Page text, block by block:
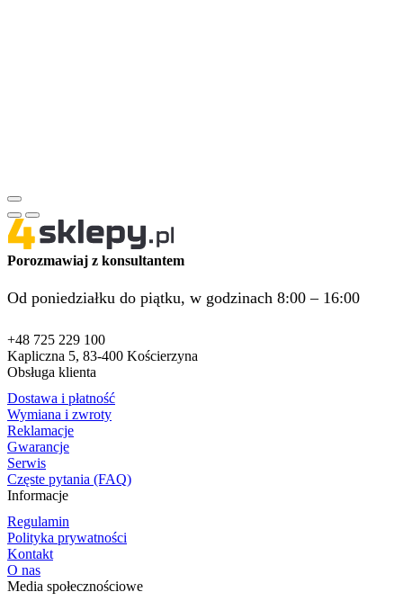
Porozmawiaj z konsultantem
Od poniedziałku do piątku, w godzinach 8:00 – 16:00
+48 725 229 100
Kapliczna 5, 83-400 Kościerzyna
Obsługa klienta
Dostawa i płatność
Wymiana i zwroty
Reklamacje
Gwarancje
Serwis
Częste pytania (FAQ)
Informacje
Regulamin
Polityka prywatności
Kontakt
O nas
Media społecznościowe